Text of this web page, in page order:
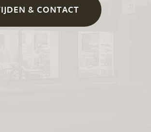
& CONTACT